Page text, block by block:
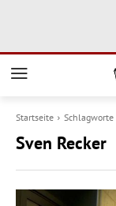
Startseite Schlagworte
Sven Recker